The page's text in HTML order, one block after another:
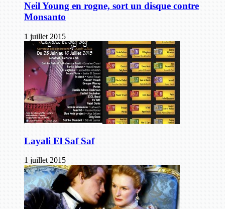
Neil Young en rogne, sort un disque contre
Monsanto
1 juillet 2015
Layali El Saf Saf
1 juillet 2015